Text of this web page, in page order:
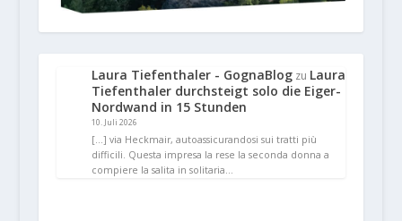
Laura Tiefenthaler - GognaBlogzu Laura
Tiefenthaler durchsteigt solo die Eiger-
Nordwand in 15 Stunden
10. Juli 2026
[…] via Heckmair, autoassicurandosi sui tratti più
difficili. Questa impresa la rese la seconda donna a
compiere la salita in solitaria…